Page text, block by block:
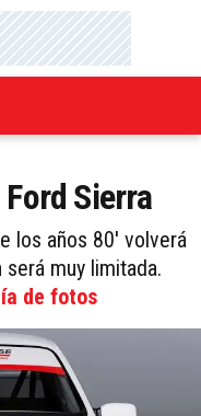
Sierra
los años 80' volverá
muy limitada.
de fotos